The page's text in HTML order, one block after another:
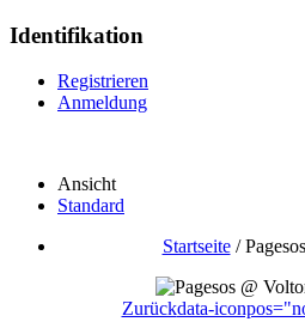
Identifikation
Registrieren
Anmeldung
Ansicht
Standard
Startseite/
Zurückdata-